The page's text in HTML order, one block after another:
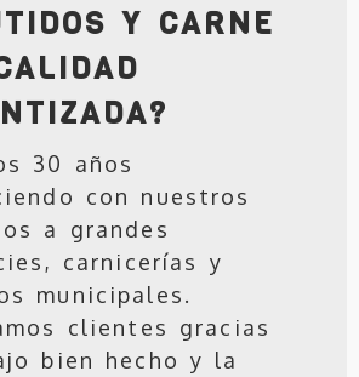
Y CARNE
30 años
con nuestros
a grandes
carnicerías y
municipales.
clientes gracias
bien hecho y la